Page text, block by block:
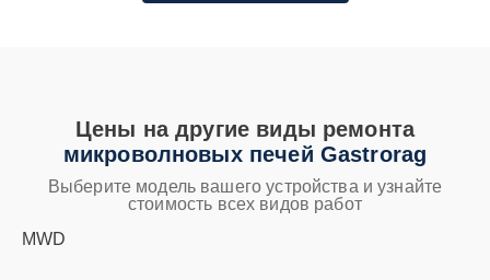
Цены на другие виды ремонта
микроволновых печей Gastrorag
Выберите модель вашего устройства и узнайте
стоимость всех видов работ
MWD